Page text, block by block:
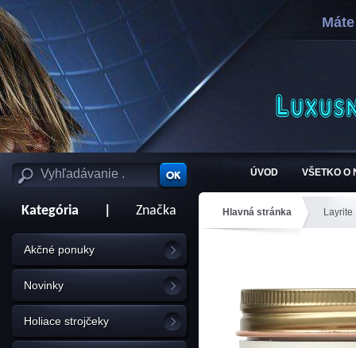
ÚVOD VŠETKO O
Kategória Značka
Akčné ponuky
Novinky
Holiace strojčeky
Hlavná stránka Layrite